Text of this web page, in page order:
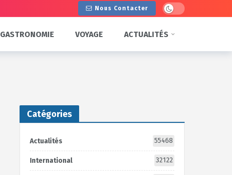
Nous Contacter Dark mode
GASTRONOMIE VOYAGE ACTUALITÉS
Catégories
Actualités 55468
International 32122